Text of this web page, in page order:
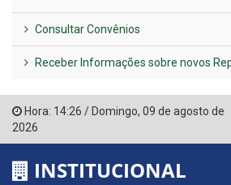
Consultar Convênios
Receber Informações sobre novos
Hora: 14:26 / Domingo, 09 de agosto de
2026
INSTITUCIONAL